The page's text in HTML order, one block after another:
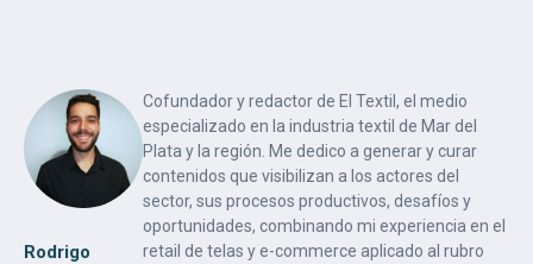
Rodrigo
Cofundador y redactor de El Textil, el medio
especializado en la industria textil de Mar del
Plata y la región. Me dedico a generar y curar
contenidos que visibilizan a los actores del
sector, sus procesos productivos, desafíos y
oportunidades, combinando mi experiencia en el
retail de telas y e-commerce aplicado al rubro